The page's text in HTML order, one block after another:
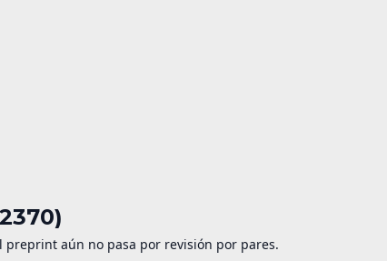
preprint aún no pasa por revisión por pares.